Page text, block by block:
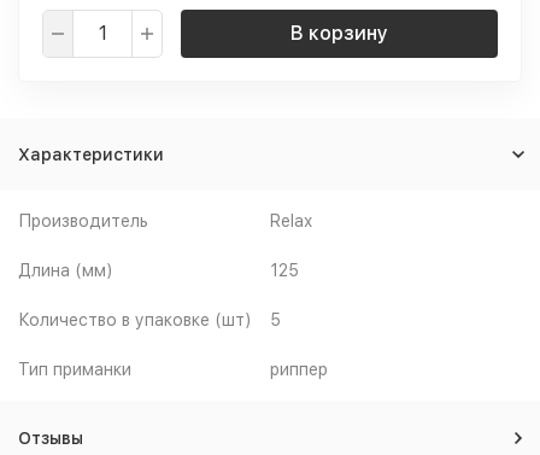
В корзину
Характеристики
Производитель Relax
Длина (мм) 125
Количество в упаковке (шт) 5
Тип приманки риппер
Отзывы